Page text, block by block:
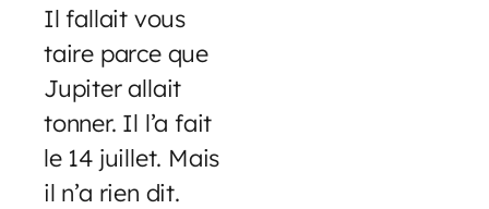
Il fallait vous
taire parce que
Jupiter allait
tonner. Il l’a fait
le 14 juillet. Mais
il n’a rien dit.